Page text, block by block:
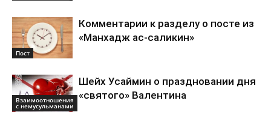
Пост
Комментарии к разделу о посте из
«Манхадж ас-саликин»
Взаимоотношения
с немусульманами
Шейх Усаймин о праздновании дня
«святого» Валентина